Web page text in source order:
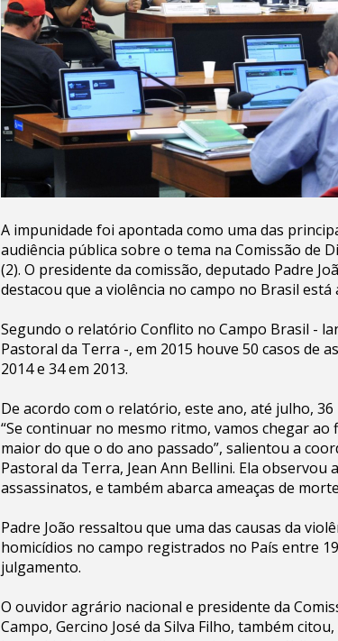
A impunidade foi apontada como uma das
audiência pública sobre o tema na Comissão de
(2). O presidente da comissão, deputado Padre
destacou que a violência no campo no Brasil está
Segundo o relatório Conflito no Campo Brasil -
Pastoral da Terra -, em 2015 houve 50 casos de
2014 e 34 em 2013.
De acordo com o relatório, este ano, até julho,
“Se continuar no mesmo ritmo, vamos chegar
maior do que o do ano passado”, salientou a
Pastoral da Terra, Jean Ann Bellini. Ela observou
assassinatos, e também abarca ameaças de
Padre João ressaltou que uma das causas da
homicídios no campo registrados no País entre
julgamento.
O ouvidor agrário nacional e presidente da
Campo, Gercino José da Silva Filho, também